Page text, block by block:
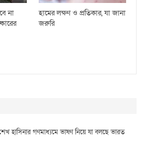
না
হামের লক্ষণ ও প্রতিকার, যা জানা
জরুরি
হাসিনার গণমাধ্যমে ভাষণ নিয়ে যা বলছে ভারত